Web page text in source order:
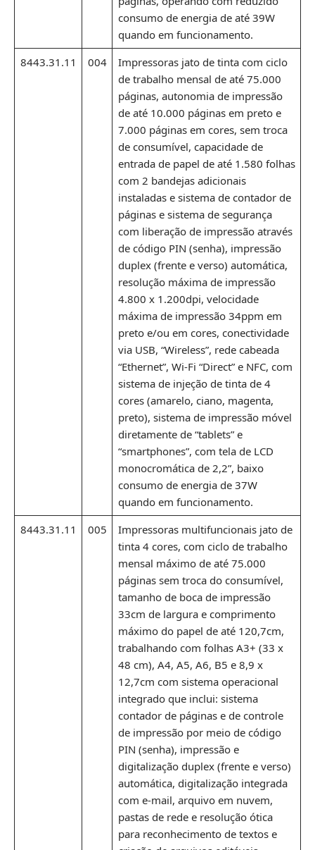
consumo de energia de até 39W
quando em funcionamento.
8443.31.11
004
Impressoras jato de tinta com ciclo
de trabalho mensal de até 75.000
páginas, autonomia de impressão
de até 10.000 páginas em preto e
7.000 páginas em cores, sem troca
de consumível, capacidade de
entrada de papel de até 1.580 folhas
com 2 bandejas adicionais
instaladas e sistema de contador de
páginas e sistema de segurança
com liberação de impressão através
de código PIN (senha), impressão
duplex (frente e verso) automática,
resolução máxima de impressão
4.800 x 1.200dpi, velocidade
máxima de impressão 34ppm em
preto e/ou em cores, conectividade
via USB, “Wireless”, rede cabeada
“Ethernet”, Wi-Fi “Direct” e NFC, com
sistema de injeção de tinta de 4
cores (amarelo, ciano, magenta,
preto), sistema de impressão móvel
diretamente de “tablets” e
“smartphones”, com tela de LCD
monocromática de 2,2”, baixo
consumo de energia de 37W
quando em funcionamento.
8443.31.11
005
Impressoras multifuncionais jato de
tinta 4 cores, com ciclo de trabalho
mensal máximo de até 75.000
páginas sem troca do consumível,
tamanho de boca de impressão
33cm de largura e comprimento
máximo do papel de até 120,7cm,
trabalhando com folhas A3+ (33 x
48 cm), A4, A5, A6, B5 e 8,9 x
12,7cm com sistema operacional
integrado que inclui: sistema
contador de páginas e de controle
de impressão por meio de código
PIN (senha), impressão e
digitalização duplex (frente e verso)
automática, digitalização integrada
com e-mail, arquivo em nuvem,
pastas de rede e resolução ótica
para reconhecimento de textos e